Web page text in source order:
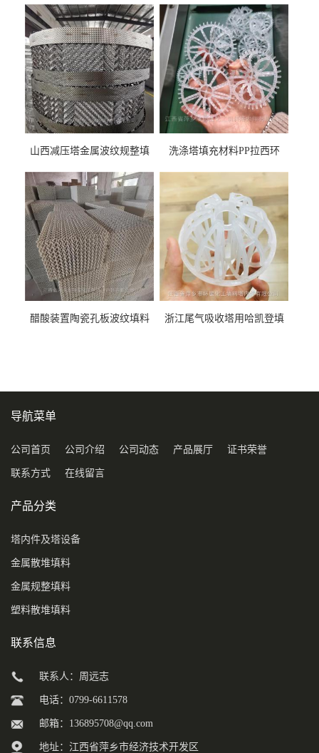
山西减压塔金属波纹规整填
料
洗涤塔填充材料PP拉西环
醋酸装置陶瓷孔板波纹填料
浙江尾气吸收塔用哈凯登填
导航菜单
公司首页 公司介绍 公司动态 产品展厅 证书荣誉
联系方式 在线留言
产品分类
塔内件及塔设备
金属散堆填料
金属规整填料
塑料散堆填料
联系信息
联系人：周远志
电话：0799-6611578
邮箱： 136895708@qq.com
地址：江西省萍乡市经济技术开发区